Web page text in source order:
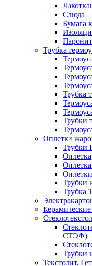
Слюда
Бумага
Паронит
Трубка
Трубка
Трубки
Оплетки
Трубки
Трубки
Трубка
СТЭФ)
Трубки
Текстолит,